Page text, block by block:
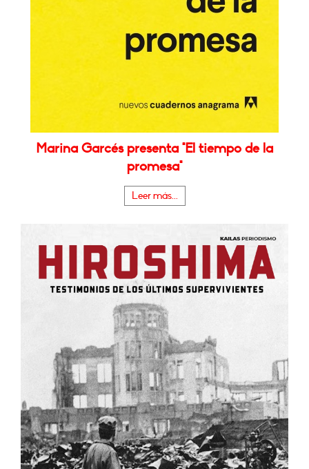
Marina Garcés presenta "El tiempo de la
promesa"
Leer más...